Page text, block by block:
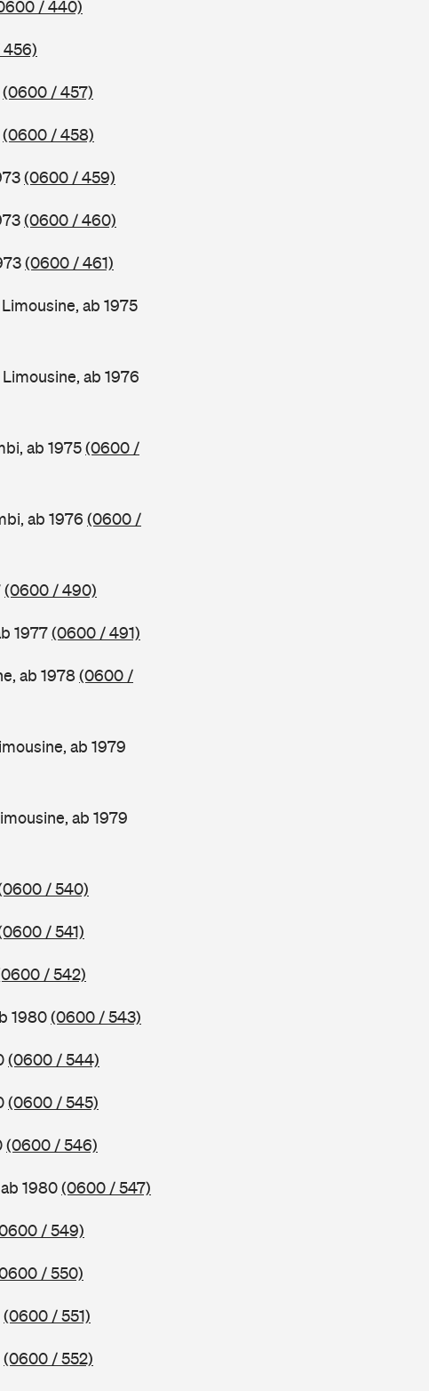
/ 440)
(0600 / 457)
(0600 / 458)
(0600 / 459)
(0600 / 460)
(0600 / 461)
ab 1975
ab 1976
ab 1975(0600 /
ab 1976 (0600 /
(0600 / 490)
1977(0600 / 491)
ab 1978(0600 /
ab 1979
ab 1979
/ 540)
/ 541)
/ 542)
1980(0600 / 543)
(0600 / 544)
(0600 / 545)
(0600 / 546)
1980(0600 / 547)
/ 549)
/ 550)
(0600 / 551)
(0600 / 552)